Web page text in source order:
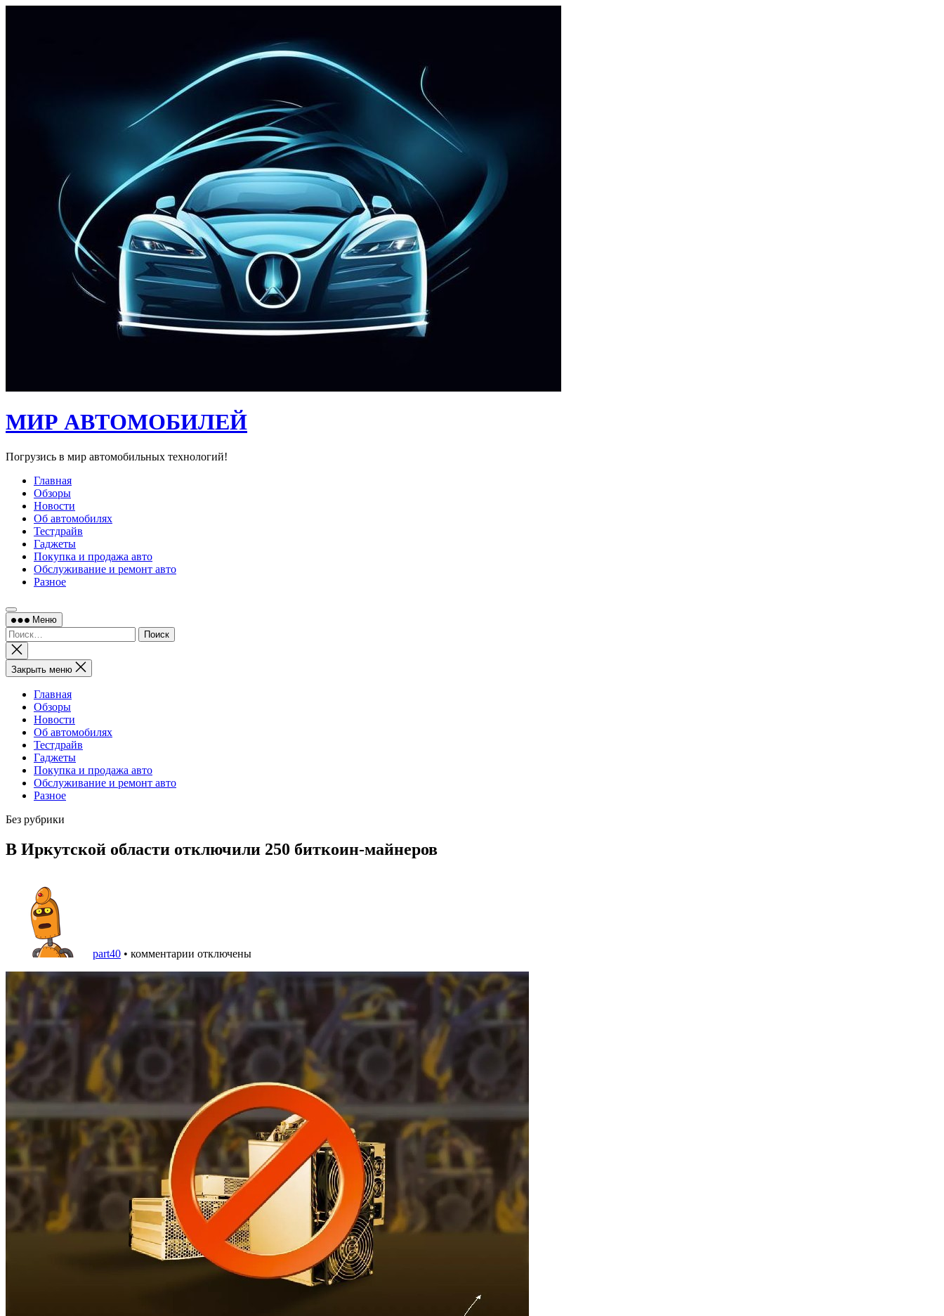
МИР АВТОМОБИЛЕЙ
Погрузись в мир автомобильных технологий!
Главная
Обзоры
Новости
Об автомобилях
Тестдрайв
Гаджеты
Покупка и продажа авто
Обслуживание и ремонт авто
Разное
Меню
Найти:
Закрыть
поиск
Закрыть меню
Главная
Обзоры
Новости
Об автомобилях
Тестдрайв
Гаджеты
Покупка и продажа авто
Обслуживание и ремонт авто
Разное
Без рубрики
В Иркутской области отключили 250 биткоин-майнеров
part40 • комментарии отключены